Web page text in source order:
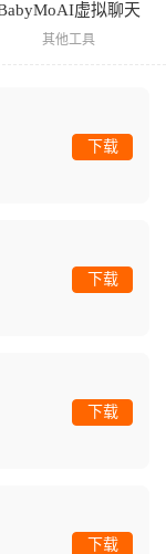
虚拟聊天
其他工具
下载
下载
下载
下载